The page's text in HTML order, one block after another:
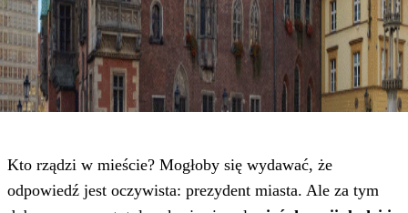
Kto rządzi w mieście? Mogłoby się wydawać, że
odpowiedź jest oczywista: prezydent miasta. Ale za tym